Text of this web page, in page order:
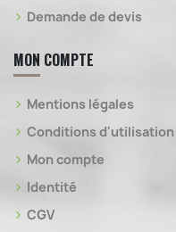
Demande de devis
MON COMPTE
Mentions légales
Conditions d'utilisation
Mon compte
Identité
CGV